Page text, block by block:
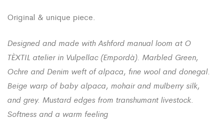
Original & unique piece.
Designed and made with Ashford manual loom at O
TÈXTIL atelier in Vulpellac (Empordà). Marbled Green,
Ochre and Denim weft of alpaca, fine wool and donegal.
Beige warp of baby alpaca, mohair and mulberry silk,
and grey. Mustard edges ​​from transhumant livestock.
Softness and a warm feeling